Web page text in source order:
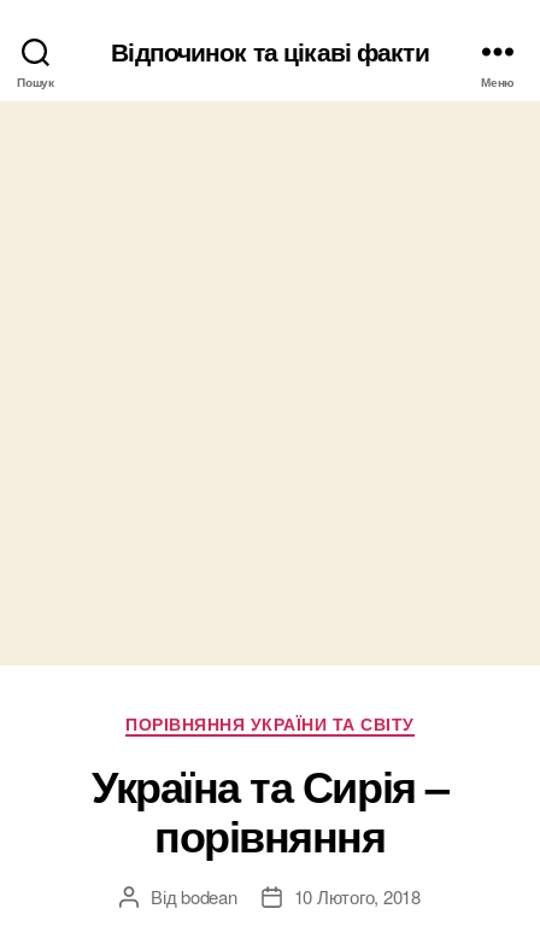
Пошук
Відпочинок та цікаві факти
Меню
Категорії
ПОРІВНЯННЯ УКРАЇНИ ТА СВІТУ
Україна та Сирія –
порівняння
Автор
Відbodean
Дата10 Лютого, 2018